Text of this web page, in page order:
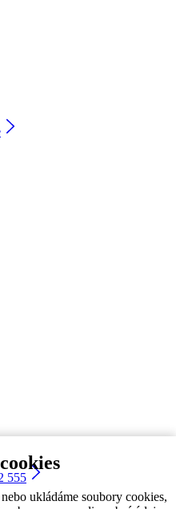
ukládáme soubory cookies,
555